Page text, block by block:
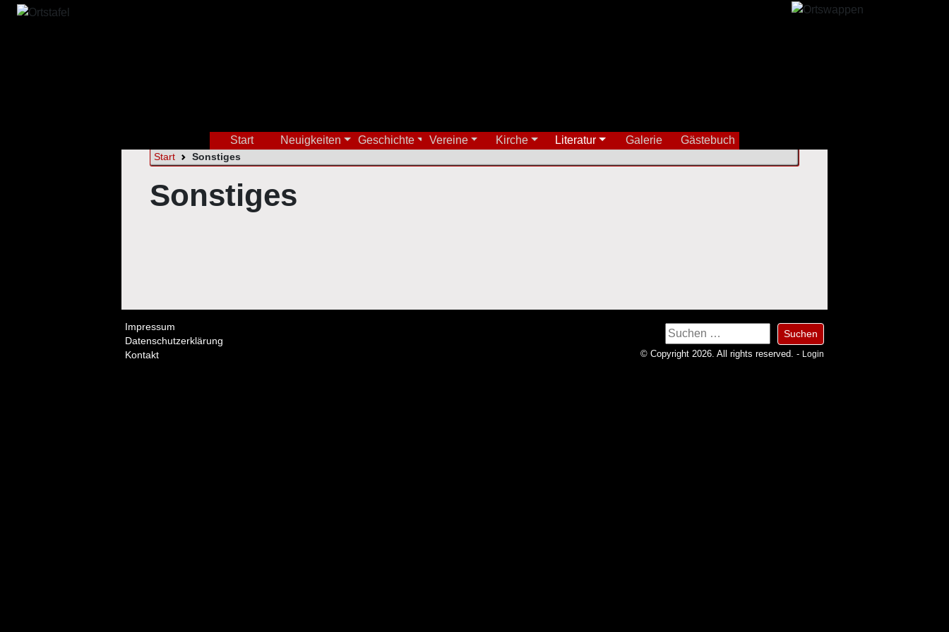
Start Neuigkeiten Geschichte Vereine Kirche Literatur Galerie Gästebuch
Start Sonstiges
Sonstiges
Impressum
Datenschutzerklärung
Kontakt
Suchen
nach:
© Copyright 2026. All rights reserved. - Login